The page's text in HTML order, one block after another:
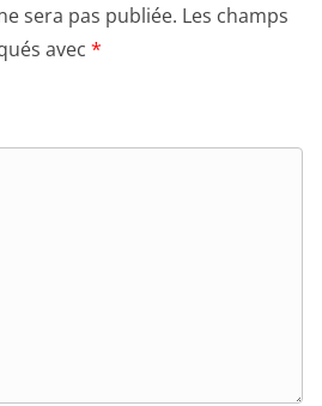
sera pas publiée. Les champs
avec *